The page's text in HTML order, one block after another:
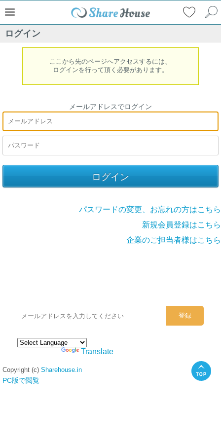
ログイン
ここから先のページへアクセスするには、
ログインを行って頂く必要があります。
メールアドレスでログイン
パスワードの変更、お忘れの方はこちら
新規会員登録はこちら
企業のご担当者様はこちら
Translate
Copyright (c) Sharehouse.in
PC版で閲覧